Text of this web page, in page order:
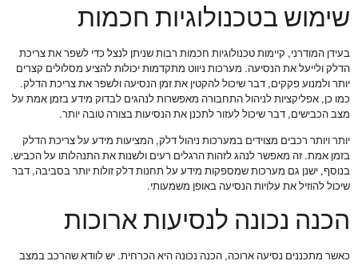
שימוש בטכנולוגיות חכמות
בעידן המודרני, קיימות טכנולוגיות חכמות רבות שניתן לנצל כדי לשפר את צריכת
הדלק ולייעל את הנסיעה. מערכות ניווט מתקדמות יכולות להציע מסלולים קצרים
יותר ולמנוע פקקים, דבר שיכול להקטין את זמן הנסיעה ולשפר את צריכת הדלק.
כמו כן, אפליקציות לניהול התחבורה מאפשרות לנהגים לבדוק מידע בזמן אמת על
מצב הכבישים, דבר שיכול לעזור לתכנן את הנסיעות בצורה טובה יותר.
יותר ויותר רכבים מצוידים במערכות ניהול דלק, המציעות מידע על צריכת הדלק
בזמן אמת. זה מאפשר לנהג לזהות הרגלים רעים ולשנות את התנהלותו על הכביש.
בנוסף, ישנן גם מערכות שמספקות מידע על תחנות דלק זולות יותר בסביבה, דבר
שיכול להוזיל את עלויות הנסיעה באופן משמעותי.
הכנה נכונה לנסיעות ארוכות
כאשר מתכננים נסיעה ארוכה, הכנה נכונה היא הכרחית. יש לוודא שהרכב במצב